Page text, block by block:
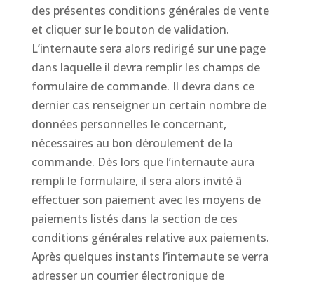
des présentes conditions générales de vente
et cliquer sur le bouton de validation.
L’internaute sera alors redirigé sur une page
dans laquelle il devra remplir les champs de
formulaire de commande. Il devra dans ce
dernier cas renseigner un certain nombre de
données personnelles le concernant,
nécessaires au bon déroulement de la
commande. Dès lors que l’internaute aura
rempli le formulaire, il sera alors invité â
effectuer son paiement avec les moyens de
paiements listés dans la section de ces
conditions générales relative aux paiements.
Après quelques instants l’internaute se verra
adresser un courrier électronique de